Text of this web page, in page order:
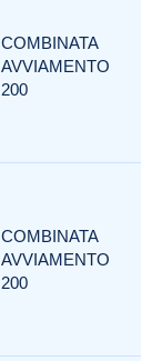
COMBINATA
AVVIAMENTO
200
COMBINATA
AVVIAMENTO
200